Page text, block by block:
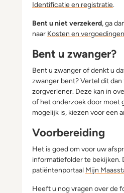
Identificatie en registratie.
Bent u niet verzekerd, ga
naar Kosten en vergoedingen
Bent u zwanger?
Bent u zwanger of denkt u
zwanger bent? Vertel dit
zorgverlener. Deze kan in
of het onderzoek door moet
mogelijk is, kiezen voor een
Voorbereiding
Het is goed om voor uw
informatiefolder te bekijken.
patiëntenportaal Mijn
Heeft u nog vragen over de